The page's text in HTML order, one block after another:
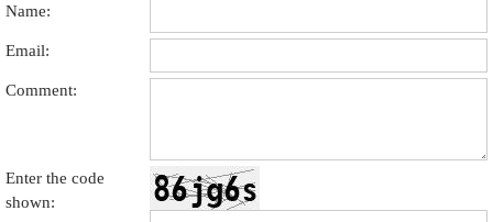
Name:
Email:
Comment:
Enter the code
shown: